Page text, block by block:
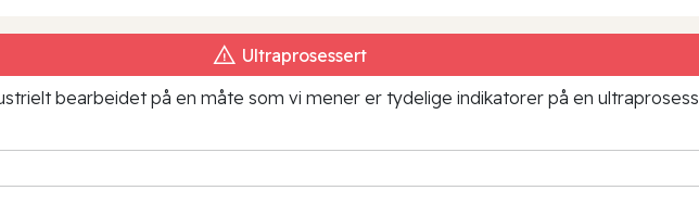
Ultraprosessert
bearbeidet på en måte som vi mener er tydelige indikatorer på en